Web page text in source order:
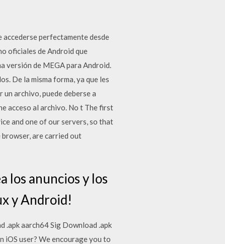
accederse perfectamente desde
oficiales de Android que
versión de MEGA para Android.
De la misma forma, ya que les
archivo, puede deberse a
acceso al archivo. No t The first
and one of our servers, so that
are carried out
los anuncios y los
y Android!
aarch64 Sig Download .apk
iOS user? We encourage you to